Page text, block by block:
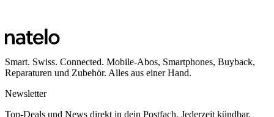
Smart. Swiss. Connected. Mobile-Abos, Smartphones, Buyback,
Reparaturen und Zubehör. Alles aus einer Hand.
Newsletter
Top-Deals und News direkt in dein Postfach. Jederzeit kündbar.